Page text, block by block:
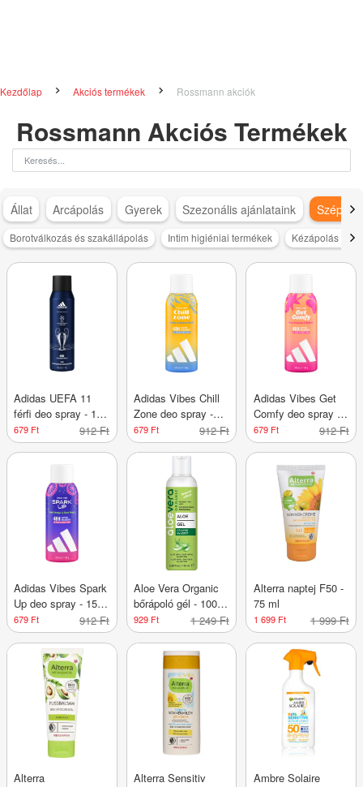
Kezdőlap Akciós termékek Rossmann akciók
Rossmann Akciós Termékek
Állat Arcápolás Gyerek Szezonális ajánlataink
Borotválkozás és szakállápolás Intim higiéniai termékek Kézápolás és
Adidas UEFA 11
férfi deo spray - 150
ml
679 Ft 912 Ft
Adidas Vibes Chill
Zone deo spray -
150 ml
679 Ft 912 Ft
Adidas Vibes Get
Comfy deo spray -
150 ml
679 Ft 912 Ft
Adidas Vibes Spark
Up deo spray - 150
ml
679 Ft 912 Ft
Aloe Vera Organic
bőrápoló gél - 100
ml
929 Ft 1 249 Ft
Alterra naptej F50 -
75 ml
1 699 Ft 1 999 Ft
Alterra
Alterra Sensitiv
Ambre Solaire